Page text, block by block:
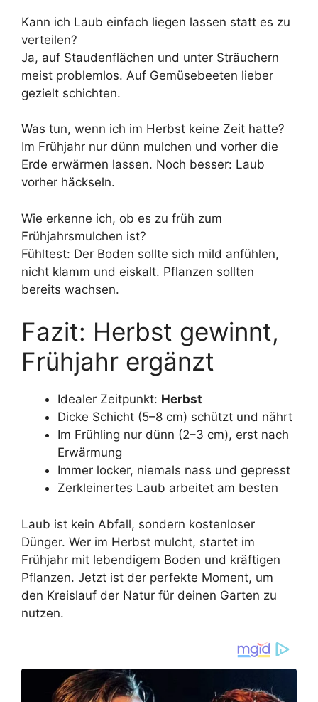
Kann ich Laub einfach liegen lassen statt es zu
verteilen?
Ja, auf Staudenflächen und unter Sträuchern
meist problemlos. Auf Gemüsebeeten lieber
gezielt schichten.
Was tun, wenn ich im Herbst keine Zeit hatte?
Im Frühjahr nur dünn mulchen und vorher die
Erde erwärmen lassen. Noch besser: Laub
vorher häckseln.
Wie erkenne ich, ob es zu früh zum
Frühjahrsmulchen ist?
Fühltest: Der Boden sollte sich mild anfühlen,
nicht klamm und eiskalt. Pflanzen sollten
bereits wachsen.
Fazit: Herbst gewinnt,
Frühjahr ergänzt
Idealer Zeitpunkt: Herbst
Dicke Schicht (5–8 cm) schützt und nährt
Im Frühling nur dünn (2–3 cm), erst nach
Erwärmung
Immer locker, niemals nass und gepresst
Zerkleinertes Laub arbeitet am besten
Laub ist kein Abfall, sondern kostenloser
Dünger. Wer im Herbst mulcht, startet im
Frühjahr mit lebendigem Boden und kräftigen
Pflanzen. Jetzt ist der perfekte Moment, um
den Kreislauf der Natur für deinen Garten zu
nutzen.